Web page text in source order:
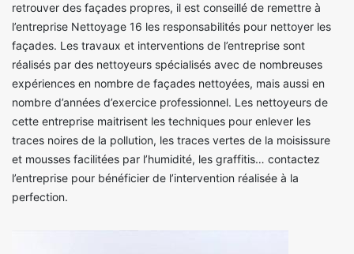
retrouver des façades propres, il est conseillé de remettre à
l’entreprise Nettoyage 16 les responsabilités pour nettoyer les
façades. Les travaux et interventions de l’entreprise sont
réalisés par des nettoyeurs spécialisés avec de nombreuses
expériences en nombre de façades nettoyées, mais aussi en
nombre d’années d’exercice professionnel. Les nettoyeurs de
cette entreprise maitrisent les techniques pour enlever les
traces noires de la pollution, les traces vertes de la moisissure
et mousses facilitées par l’humidité, les graffitis… contactez
l’entreprise pour bénéficier de l’intervention réalisée à la
perfection.